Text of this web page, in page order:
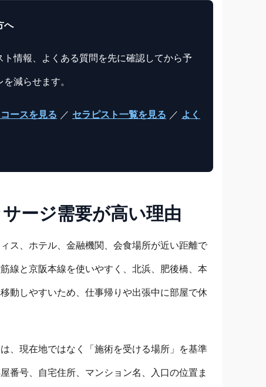
へ
情報、よくある質問を先に確認してから予
減らせます。
ースを見る ／ セラピスト一覧を見る ／ よく
ージ需要が高い理由
ス、ホテル、金融機関、会食場所が近い距離で
線と京阪本線を使いやすく、北浜、肥後橋、本
動しやすいため、仕事帰りや出張中に部屋で休
、現在地ではなく「施術を受ける場所」を基準
番号、自宅住所、マンション名、入口の位置ま